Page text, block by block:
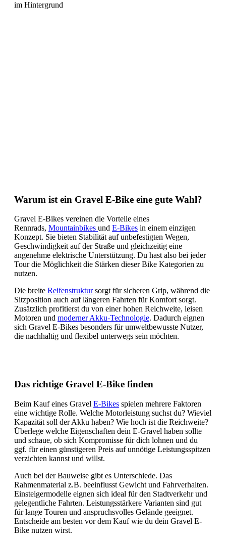
Warum ist ein Gravel E-Bike eine gute Wahl?
Gravel E-Bikes vereinen die Vorteile eines
Rennrads, Mountainbikes und E-Bikes in einem einzigen
Konzept. Sie bieten Stabilität auf unbefestigten Wegen,
Geschwindigkeit auf der Straße und gleichzeitig eine
angenehme elektrische Unterstützung. Du hast also bei jeder
Tour die Möglichkeit die Stärken dieser Bike Kategorien zu
nutzen.
Die breite Reifenstruktursorgt für sicheren Grip, während die
Sitzposition auch auf längeren Fahrten für Komfort sorgt.
Zusätzlich profitierst du von einer hohen Reichweite, leisen
Motoren und moderner Akku-Technologie. Dadurch eignen
sich Gravel E-Bikes besonders für umweltbewusste Nutzer,
die nachhaltig und flexibel unterwegs sein möchten.
Das richtige Gravel E-Bike finden
Beim Kauf eines Gravel E-Bikes spielen mehrere Faktoren
eine wichtige Rolle. Welche Motorleistung suchst du? Wieviel
Kapazität soll der Akku haben? Wie hoch ist die Reichweite?
Überlege welche Eigenschaften dein E-Gravel haben sollte
und schaue, ob sich Kompromisse für dich lohnen und du
ggf. für einen günstigeren Preis auf unnötige Leistungsspitzen
verzichten kannst und willst.
Auch bei der Bauweise gibt es Unterschiede. Das
Rahmenmaterial z.B. beeinflusst Gewicht und Fahrverhalten.
Einsteigermodelle eignen sich ideal für den Stadtverkehr und
gelegentliche Fahrten. Leistungsstärkere Varianten sind gut
für lange Touren und anspruchsvolles Gelände geeignet.
Entscheide am besten vor dem Kauf wie du dein Gravel E-
Bike nutzen wirst.